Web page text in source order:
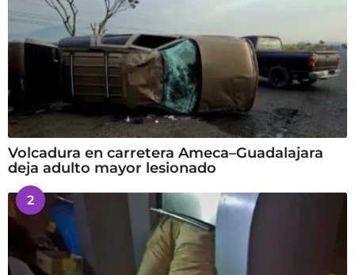
Volcadura en carretera Ameca–Guadalajara
deja adulto mayor lesionado
2